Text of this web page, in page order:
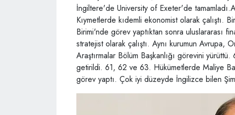
İngiltere'de University of Exeter'de
Kıymetlerde kıdemli ekonomist olarak çalıştı.
Birimi'nde görev yaptıktan sonra uluslararası
stratejist olarak çalıştı. Aynı kurumun
Araştırmalar Bölüm Başkanlığı görevini
getirildi. 61, 62 ve 63. Hükümetlerde Maliye
görev yaptı. Çok iyi düzeyde İngilizce bilen